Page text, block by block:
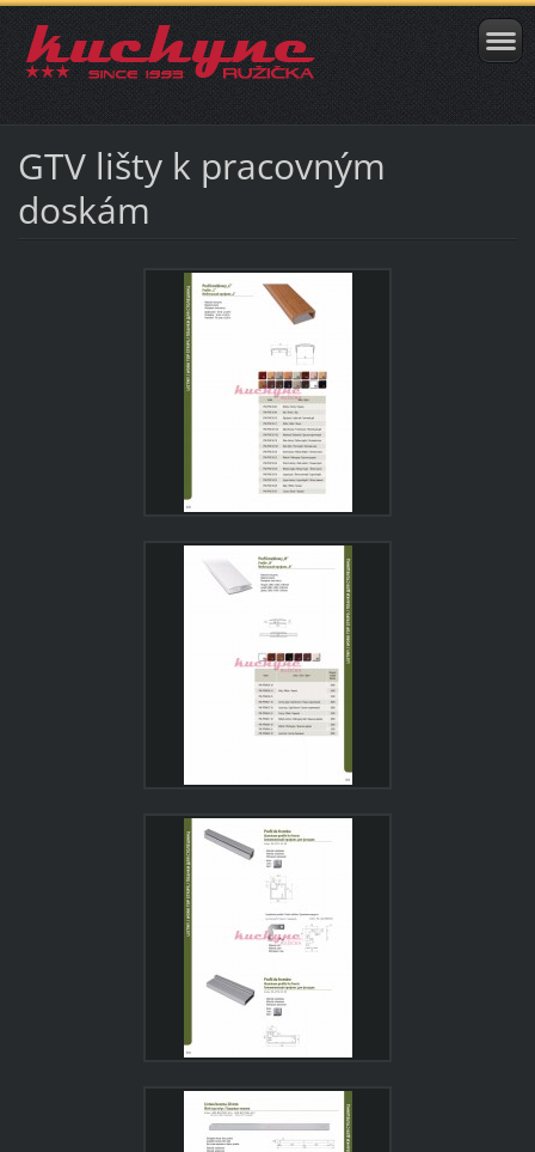
GTV lišty k pracovným
doskám